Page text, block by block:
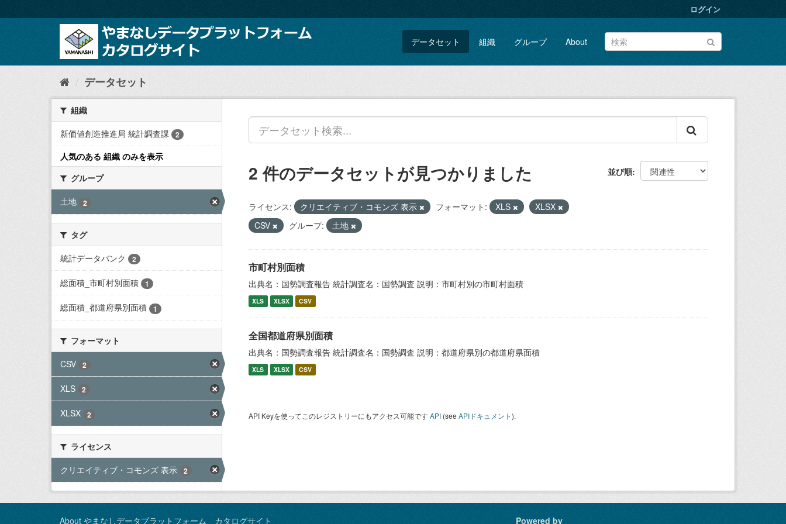
キ
て
ログイン
データセット 組織 グループ About
データセット
組織
新価値創造推進局 統計調査課
2
人気のある 組織 のみを表示
グループ
土地
2
タグ
統計データバンク
2
総面積_市町村別面積 1
総面積_都道府県別面積 1
フォーマット
CSV
2
XLS 2
XLSX 2
ライセンス
クリエイティブ・コモンズ 表示
2
並び順
2 件のデータセットが見つかりました
ライセンス: クリエイティブ・コモンズ 表示 フォーマット: XLS
XLSX
CSV
グループ: 土地
市町村別面積
出典名：国勢調査報告 統計調査名：国勢調査 説明：市町村別の市町村面積
XLS XLSX CSV
全国都道府県別面積
出典名：国勢調査報告 統計調査名：国勢調査 説明：都道府県別の都道府県面積
XLS XLSX CSV
API Keyを使ってこのレジストリーにもアクセス可能ですAPI (see APIドキュメント).
About やまなしデータプラットフォーム カタログサイト Powered by